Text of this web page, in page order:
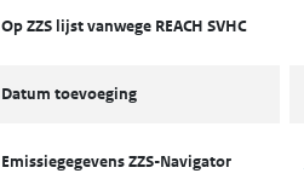
Op ZZS lijst vanwege REACH SVHC
Datum toevoeging
Emissiegegevens ZZS-Navigator